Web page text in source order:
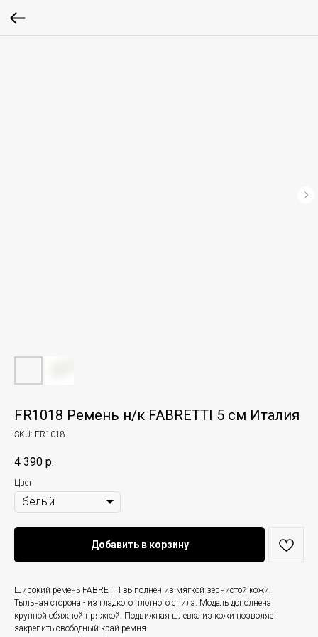
FR1018 Ремень н/к FABRETTI 5 см Италия
SKU: FR1018
4 390 р.
Цвет
Добавить в корзину
Широкий ремень FABRETTI выполнен из мягкой зернистой кожи.
Тыльная сторона - из гладкого плотного спила. Модель дополнена
крупной обяжной пряжкой. Подвижная шлевка из кожи позволяет
закрепить свободный край ремня.